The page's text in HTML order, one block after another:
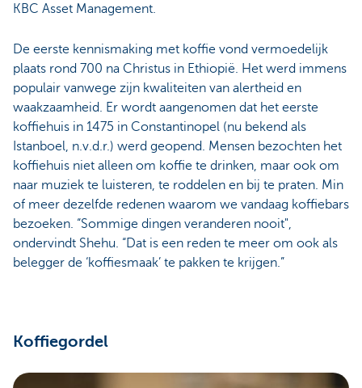
KBC Asset Management.
De eerste kennismaking met koffie vond vermoedelijk
plaats rond 700 na Christus in Ethiopië. Het werd immens
populair vanwege zijn kwaliteiten van alertheid en
waakzaamheid. Er wordt aangenomen dat het eerste
koffiehuis in 1475 in Constantinopel (nu bekend als
Istanboel, n.v.d.r.) werd geopend. Mensen bezochten het
koffiehuis niet alleen om koffie te drinken, maar ook om
naar muziek te luisteren, te roddelen en bij te praten. Min
of meer dezelfde redenen waarom we vandaag koffiebars
bezoeken. “Sommige dingen veranderen nooit",
ondervindt Shehu. “Dat is een reden te meer om ook als
belegger de ‘koffiesmaak’ te pakken te krijgen.”
Koffiegordel